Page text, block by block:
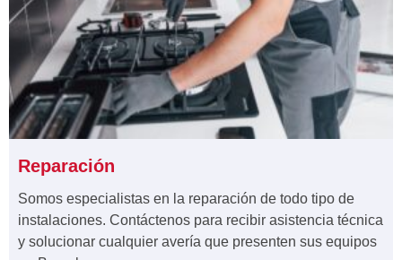
Reparación
Somos especialistas en la reparación de todo tipo de
instalaciones. Contáctenos para recibir asistencia técnica
y solucionar cualquier avería que presenten sus equipos